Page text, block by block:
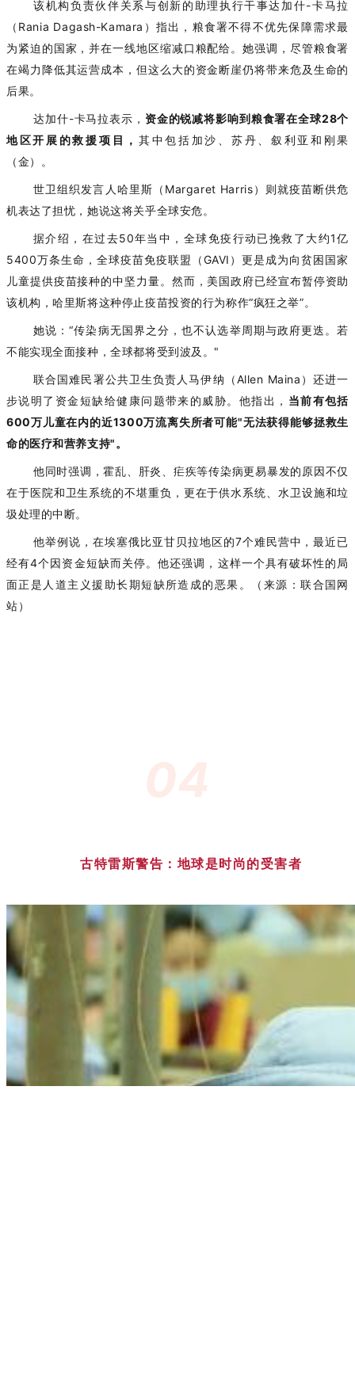
该机构负责伙伴关系与创新的助理执行干事达加什-卡马拉
（Rania Dagash-Kamara）指出，粮食署不得不优先保障需求最
为紧迫的国家，并在一线地区缩减口粮配给。她强调，尽管粮食署
在竭力降低其运营成本，但这么大的资金断崖仍将带来危及生命的
后果。
达加什-卡马拉表示， 资金的锐减将影响到粮食署在全球28个
地区开展的救援项目， 其中包括加沙、苏丹、叙利亚和刚果
（金）。
世卫组织发言人哈里斯（ Margaret Harris）则就疫苗断供危
机表达了担忧，她说这将关乎全球安危。
据介绍，在过去50年当中，全球免疫行动已挽救了大约1亿
5400万条生命，全球疫苗免疫联盟（GAVI）更是成为向贫困国家
儿童提供疫苗接种的中坚力量。然而，美国政府已经宣布暂停资助
该机构，哈里斯将这种停止疫苗投资的行为称作“疯狂之举”。
她说：“传染病无国界之分，也不认选举周期与政府更迭。若
不能实现全面接种，全球都将受到波及。"
联合国难民署公共卫生负责人马伊纳（Allen Maina）还进一
步说明了资金短缺给健康问题带来的威胁。他指出， 当前有包括
600万儿童在内的近1300万流离失所者可能"无法获得能够拯救生
命的医疗和营养支持"。
他同时强调，霍乱、肝炎、疟疾等传染病更易暴发的原因不仅
在于医院和卫生系统的不堪重负，更在于供水系统、水卫设施和垃
圾处理的中断。
他举例说，在埃塞俄比亚甘贝拉地区的7个难民营中，最近已
经有4个因资金短缺而关停。他还强调，这样一个具有破坏性的局
面正是人道主义援助长期短缺所造成的恶果。 （来源：联合国网
站）
古特雷斯警告：地球是时尚的受害者